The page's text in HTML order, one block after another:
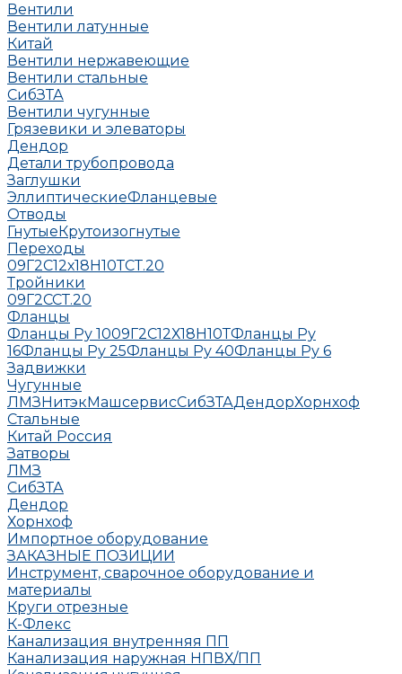
Вентили
Вентили латунные
Китай
Вентили нержавеющие
Вентили стальные
СибЗТА
Вентили чугунные
Грязевики и элеваторы
Дендор
Детали трубопровода
Заглушки
ЭллиптическиеФланцевые
Отводы
Гнутые Крутоизогнутые
Переходы
09Г2С12х18Н10ТСТ.20
Тройники
09Г2ССТ.20
Фланцы
Фланцы Ру 1009Г2С12Х18Н10ТФланцы Ру
16Фланцы Ру 25Фланцы Ру 40Фланцы Ру 6
Задвижки
Чугунные
ЛМЗ НитэкМашсервисСибЗТАДендорХорнхоф
Стальные
Китай Россия
Затворы
ЛМЗ
СибЗТА
Дендор
Хорнхоф
Импортное оборудование
ЗАКАЗНЫЕ ПОЗИЦИИ
Инструмент, сварочное оборудование и
материалы
Круги отрезные
К-Флекс
Канализация внутренняя ПП
Канализация наружная НПВХ/ПП